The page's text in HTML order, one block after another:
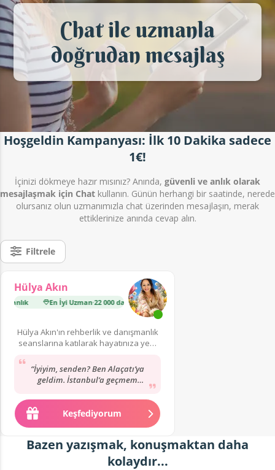
Chat ile uzmanla
doğrudan mesajlaş
Hoşgeldin Kampanyası: İlk 10 Dakika sadece
1€!
İçinizi dökmeye hazır mısınız? Anında, güvenli ve anlık olarak
mesajlaşmak için Chat kullanın. Günün herhangi bir saatinde, nerede
olursanız olun uzmanımızla chat üzerinden mesajlaşın, merak
ettiklerinize anında cevap alın.
Filtrele
Hülya Akın
En İyi Uzman·22 000 danışmanlık
Hülya Akın'ın rehberlik ve danışmanlık
seanslarına katılarak hayatınıza yeni
“İyiyim, senden? Ben Alaçatı’ya
geldim. İstanbul’a geçmem
artık… ama isterdim.”
Keşfediyorum
Bazen yazışmak, konuşmaktan daha
kolaydır...